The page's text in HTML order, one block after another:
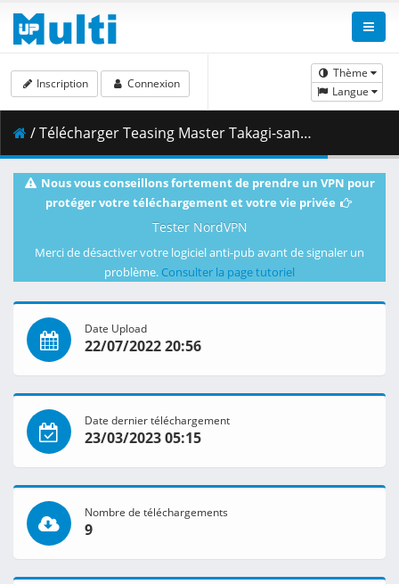
Thème
Langue
Inscription Connexion
/ Télécharger Teasing Master Takagi-san - S03E09 [BD 1080p AVC AAC-FLAC] [Dual-Audio].mkv.003 ( 406.45 MB )
Nous vous conseillons fortement de prendre un VPN pour
protéger votre téléchargement et votre vie privée
Tester NordVPN
Merci de désactiver votre logiciel anti-pub avant de signaler un
problème. Consulter la page tutoriel
Date Upload
22/07/2022 20:56
Date dernier téléchargement
23/03/2023 05:15
Nombre de téléchargements
9